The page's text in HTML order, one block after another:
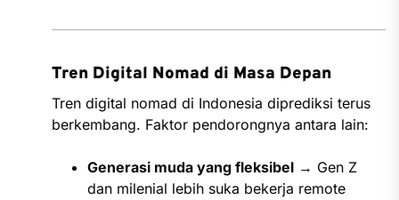
Tren Digital Nomad di Masa Depan
Tren digital nomad di Indonesia diprediksi terus
berkembang. Faktor pendorongnya antara lain:
Generasi muda yang fleksibel→ Gen Z
dan milenial lebih suka bekerja remote